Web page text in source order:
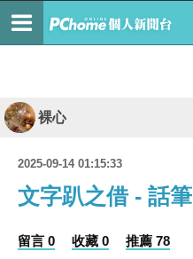
裸心
2025-09-14 01:15:33
文字趴之借 - 話筆
留言 0 收藏 0 推薦 78